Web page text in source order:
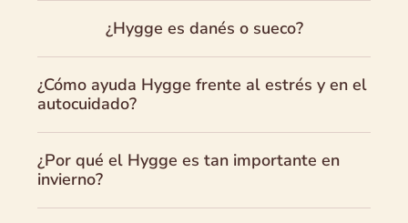
¿Hygge es danés o sueco?
¿Cómo ayuda Hygge frente al estrés y en el
autocuidado?
¿Por qué el Hygge es tan importante en
invierno?